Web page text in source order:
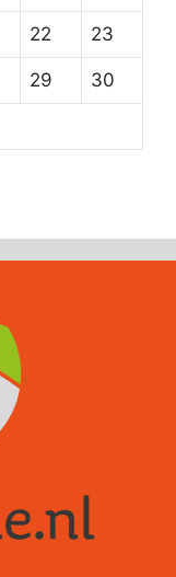
22 23
29 30